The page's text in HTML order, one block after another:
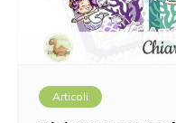
Articoli